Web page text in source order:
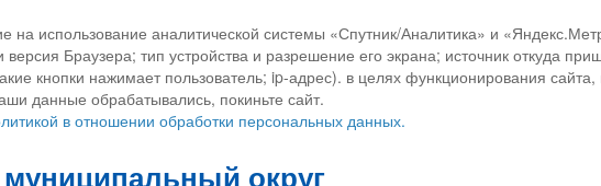
на использование аналитической системы «Спутник/Аналитика» и
Браузера; тип устройства и разрешение его экрана; источник откуда
кнопки нажимает пользователь; ip-адрес). в целях функционирования сайта,
данные обрабатывались, покиньте сайт.
в отношении обработки персональных данных.